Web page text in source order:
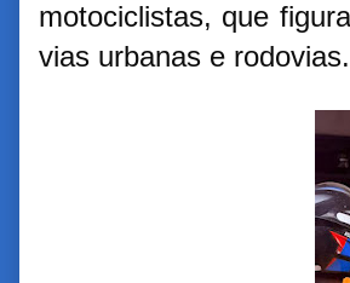
motociclistas, que
vias urbanas e rodovias.